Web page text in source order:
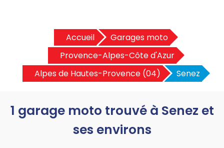
Accueil
Garages moto
Provence-Alpes-Côte d'Azur
Alpes de Hautes-Provence (04)
Senez
1 garage moto trouvé à Senez et
ses environs